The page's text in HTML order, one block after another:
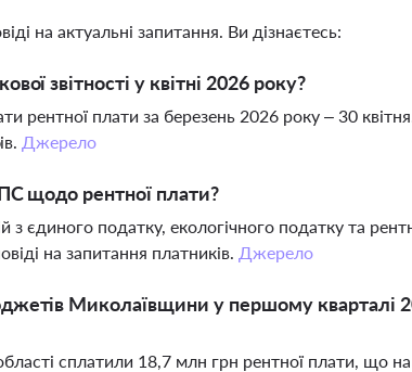
на актуальні запитання. Ви дізнаєтесь:
звітності у квітні 2026 року?
рентної плати за березень 2026 року – 30
Джерело
щодо рентної плати?
єдиного податку, екологічного податку та
на запитання платників. Джерело
Миколаївщини у першому кварталі
сплатили 18,7 млн грн рентної плати, що